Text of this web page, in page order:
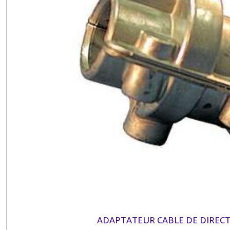
ADAPTATEUR CABLE DE